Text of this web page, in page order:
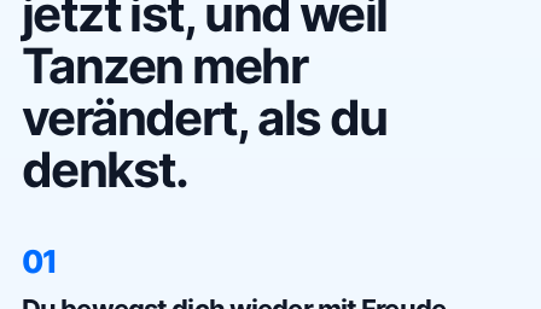
jetzt ist, und weil
Tanzen mehr
verändert, als du
denkst.
01